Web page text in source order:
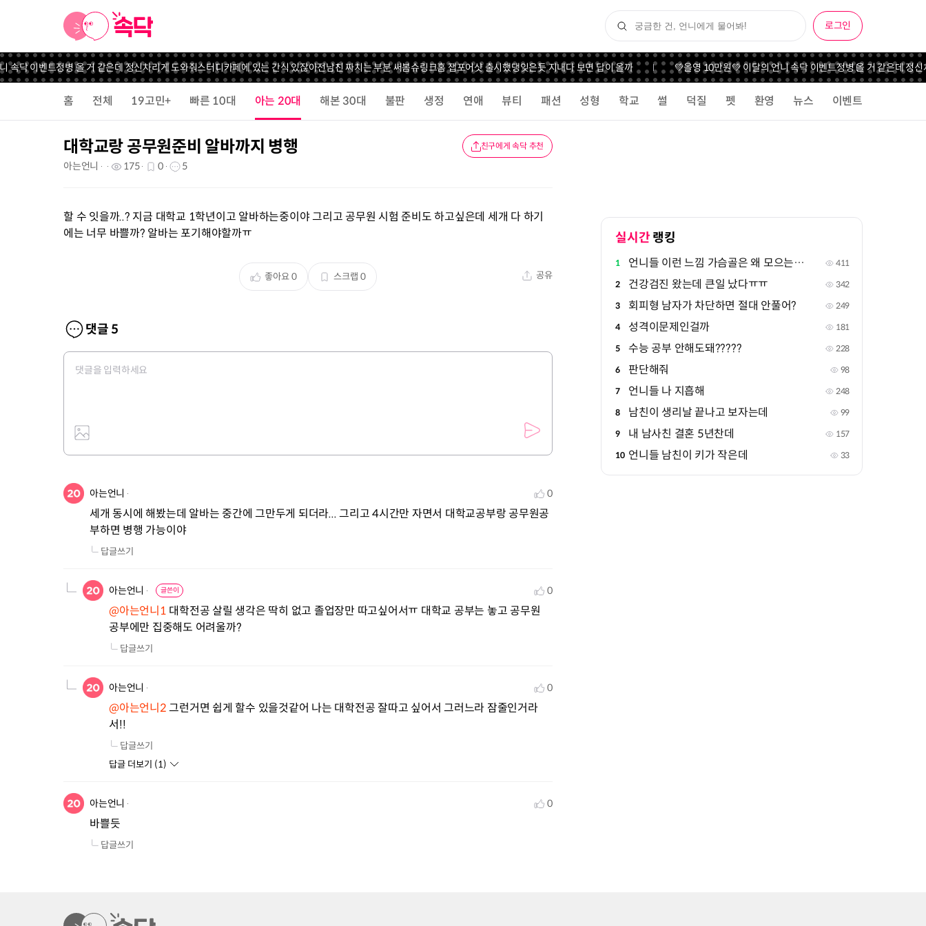
로그인
닥 이벤트정병 올 거 같은데 정신차리게 도와줘스터디카페에 있는 간식 있잖아전남친 짜치는 부분 써봄슈링크홈 잽포어샷 출시했댕잊은듯 지내다 보면 답이 올까 💚올영 10만원💚 이달의 언니 속닥 이벤트정병 올 거 같은데 정신
홈 전체 19고민+ 빠른 10대 아는 20대 해본 30대 불판 생정 연애 뷰티 패션 성형 학교 썰 덕질 펫 환영 뉴스 이벤트
대학교랑 공무원준비 알바까지 병행 친구에게 속닥 추천
아는언니 175 0 5
할 수 잇을까..? 지금 대학교 1학년이고 알바하는중이야 그리고 공무원 시험 준비도 하고싶은데 세개 다 하기
에는 너무 바쁠까? 알바는 포기해야할까ㅠ
좋아요0 스크랩 0 공유
댓글 5
아는언니 0
세개 동시에 해봤는데 알바는 중간에 그만두게 되더라... 그리고 4시간만 자면서 대학교공부랑 공무원공
부하면 병행 가능이야
답글쓰기
아는언니 글쓴이 0
@아는언니1 대학전공 살릴 생각은 딱히 없고 졸업장만 따고싶어서ㅠ 대학교 공부는 놓고 공무원
공부에만 집중해도 어려울까?
답글쓰기
아는언니 0
@아는언니2 그런거면 쉽게 할수 있을것같어 나는 대학전공 잘따고 싶어서 그러느라 잠줄인거라
서!!
답글쓰기
답글 더보기 (1)
아는언니 0
바쁠듯
답글쓰기
실시간 랭킹
1 언니들 이런 느낌 가슴골은 왜 모으는지 궁금해 411
2 건강검진 왔는데 큰일 났다ㅠㅠ 342
3 회피형 남자가 차단하면 절대 안풀어? 249
4 성격이문제인걸까 181
5 수능 공부 안해도돼????? 228
6 판단해줘 98
7 언니들 나 지흡해 248
8 남친이 생리날 끝나고 보자는데 99
9 내 남사친 결혼 5년찬데 157
10 언니들 남친이 키가 작은데 33